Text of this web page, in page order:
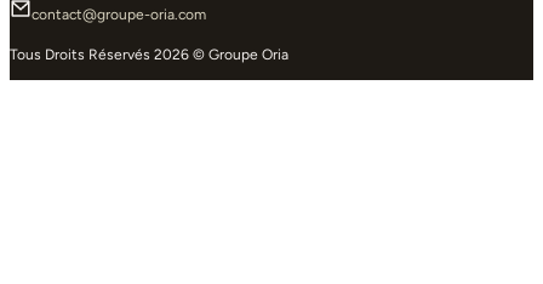
contact@groupe-oria.com
Tous Droits Réservés 2026 © Groupe Oria